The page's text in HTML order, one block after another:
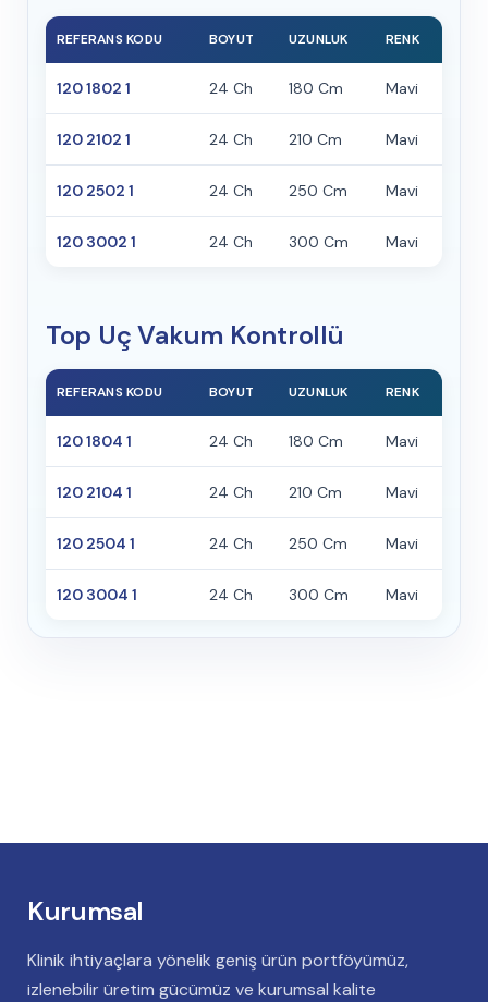
REFERANS KODU BOYUT UZUNLUK RENK
120 1802 1 24 Ch 180 Cm Mavi
120 2102 1 24 Ch 210 Cm Mavi
120 2502 1 24 Ch 250 Cm Mavi
120 3002 1 24 Ch 300 Cm Mavi
Top Uç Vakum Kontrollü
REFERANS KODU BOYUT UZUNLUK RENK
120 1804 1 24 Ch 180 Cm Mavi
120 2104 1 24 Ch 210 Cm Mavi
120 2504 1 24 Ch 250 Cm Mavi
120 3004 1 24 Ch 300 Cm Mavi
Kurumsal
Klinik ihtiyaçlara yönelik geniş ürün portföyümüz,
izlenebilir üretim gücümüz ve kurumsal kalite